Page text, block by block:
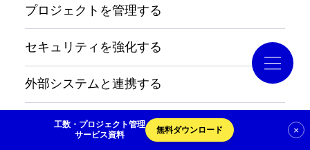
クラウドログ PC管理
資料請求
工数・プロジェクト管理
サービス資料
無料ダウンロード ×
プロジェクトを管理する
セキュリティを強化する
外部システムと連携する
進捗・タスクを管理する